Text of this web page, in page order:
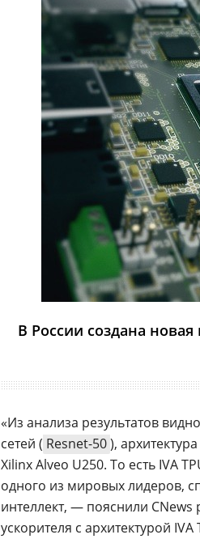
В России создана
«Из анализа результатов
сетей ( Resnet-50),
Xilinx Alveo U250. То есть IVA
одного из мировых лидеров,
интеллект, — пояснили
ускорителя с архитектурой IVA